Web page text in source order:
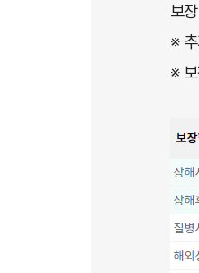
보
※
※